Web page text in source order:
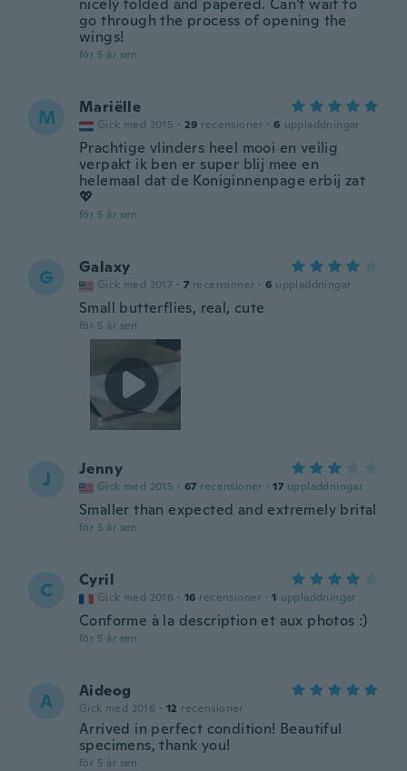
nicely folded and papered. Can't wait to
go through the process of opening the
wings!
för 5 år sen
M Mariëlle
Gick med 2015 · 29 recensioner · 6 uppladdningar
Prachtige vlinders heel mooi en veilig
verpakt ik ben er super blij mee en
helemaal dat de Koniginnenpage erbij zat
💖
för 5 år sen
G Galaxy
Gick med 2017 · 7 recensioner · 6 uppladdningar
Small butterflies, real, cute
för 5 år sen
J Jenny
Gick med 2015 · 67 recensioner · 17 uppladdningar
Smaller than expected and extremely brital
för 5 år sen
C Cyril
Gick med 2016 · 16 recensioner · 1 uppladdningar
Conforme à la description et aux photos :)
för 5 år sen
A Aideog
Gick med 2016 · 12 recensioner
Arrived in perfect condition! Beautiful
specimens, thank you!
för 5 år sen